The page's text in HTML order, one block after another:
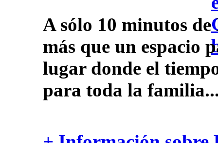
A sólo 10 minutos
más que un espacio
lugar donde el
para toda la